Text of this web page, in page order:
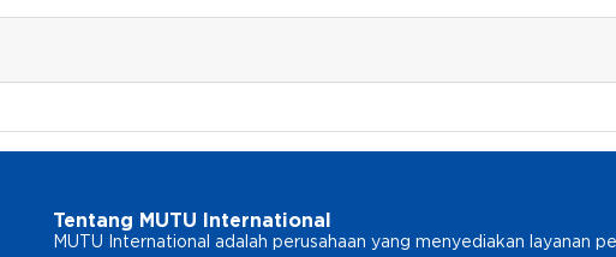
Tentang MUTU International
MUTU International adalah perusahaan yang menyediakan layanan